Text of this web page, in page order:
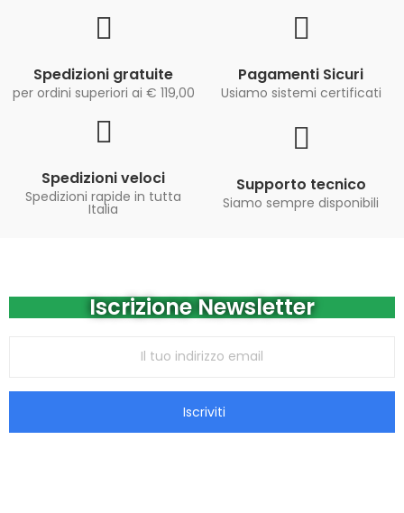
Spedizioni gratuite
per ordini superiori ai € 119,00
Pagamenti Sicuri
Usiamo sistemi certificati
Spedizioni veloci
Spedizioni rapide in tutta
Italia
Supporto tecnico
Siamo sempre disponibili
Iscrizione Newsletter
Iscriviti